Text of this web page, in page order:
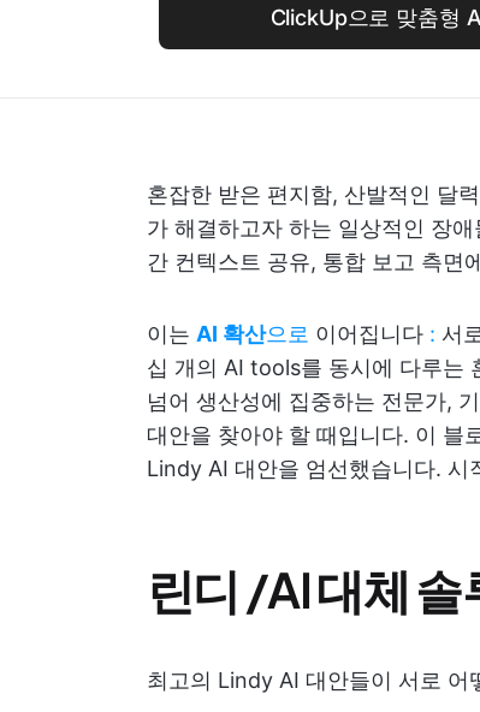
ClickUp으로 맞춤형
혼잡한 받은 편지함, 산발적인 달
가 해결하고자 하는 일상적인 장
간 컨텍스트 공유, 통합 보고 측면
이는 AI 확산으로 이어집니다 : 서
십 개의 AI tools를 동시에 다루는
넘어 생산성에 집중하는 전문가,
대안을 찾아야 할 때입니다. 이 블
Lindy AI 대안을 엄선했습니다. 시
린디 /AI 대체
최고의 Lindy AI 대안들이 서로 어